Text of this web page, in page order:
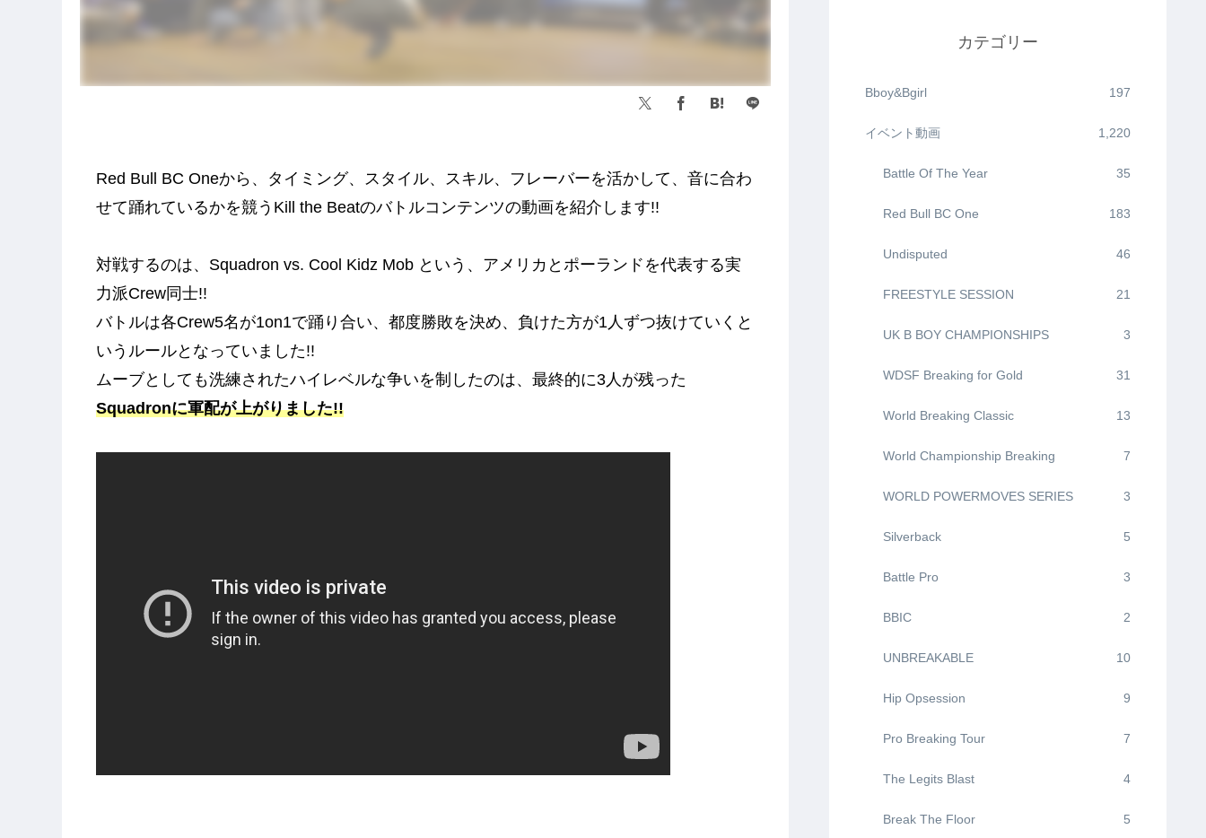
Red Bull BC Oneから、タイミング、スタイル、スキル、フレーバーを活かして、音に合わ
せて踊れているかを競うKill the Beatのバトルコンテンツの動画を紹介します!!
対戦するのは、Squadron vs. Cool Kidz Mob という、アメリカとポーランドを代表する実
力派Crew同士!!
バトルは各Crew5名が1on1で踊り合い、都度勝敗を決め、負けた方が1人ずつ抜けていくと
いうルールとなっていました!!
ムーブとしても洗練されたハイレベルな争いを制したのは、最終的に3人が残った
Squadronに軍配が上がりました!!
カテゴリー
Bboy&Bgirl 197
イベント動画 1,220
Battle Of The Year 35
Red Bull BC One 183
Undisputed 46
FREESTYLE SESSION 21
UK B BOY CHAMPIONSHIPS 3
WDSF Breaking for Gold 31
World Breaking Classic 13
World Championship Breaking 7
WORLD POWERMOVES SERIES 3
Silverback 5
Battle Pro 3
BBIC 2
UNBREAKABLE 10
Hip Opsession 9
Pro Breaking Tour 7
The Legits Blast 4
Break The Floor 5